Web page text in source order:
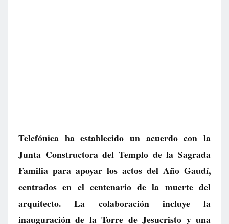
Telefónica ha establecido un acuerdo con la
Junta Constructora del Templo de la Sagrada
Familia para apoyar los actos del Año Gaudí,
centrados en el centenario de la muerte del
arquitecto. La colaboración incluye la
inauguración de la Torre de Jesucristo y una